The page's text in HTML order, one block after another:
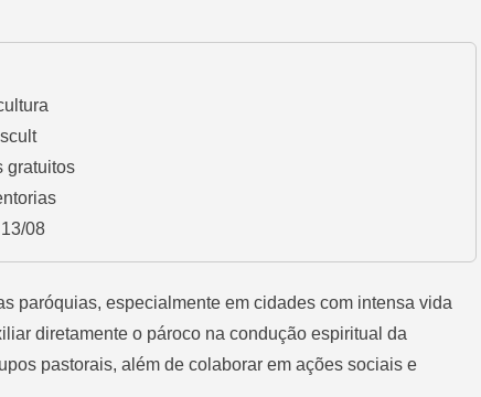
gratuitos
08
paróquias, especialmente em cidades com intensa vida
diretamente o pároco na condução espiritual da
pastorais, além de colaborar em ações sociais e